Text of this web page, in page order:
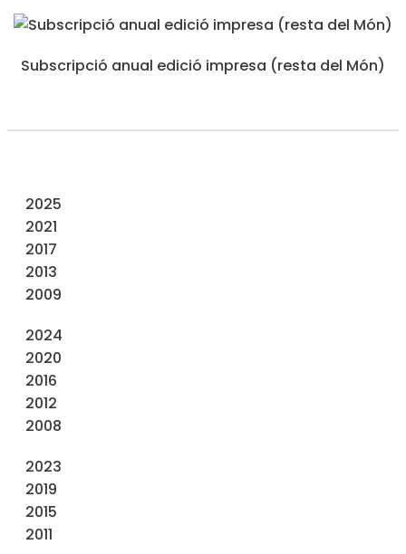
Subscripció anual edició impresa (resta del Món)
2025
2021
2017
2013
2009
2024
2020
2016
2012
2008
2023
2019
2015
2011